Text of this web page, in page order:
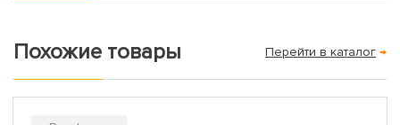
Похожие товары Перейти в каталог →